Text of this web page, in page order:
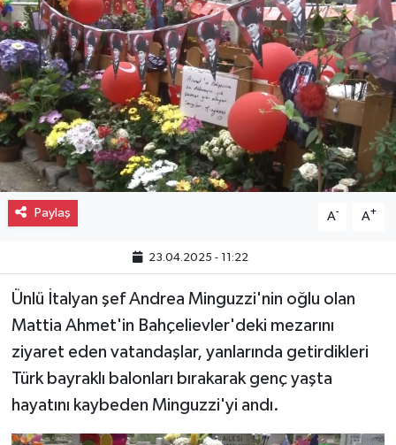
Paylaş A- A+
23.04.2025 - 11:22
Ünlü İtalyan şef Andrea Minguzzi'nin oğlu olan
Mattia Ahmet'in Bahçelievler'deki mezarını
ziyaret eden vatandaşlar, yanlarında getirdikleri
Türk bayraklı balonları bırakarak genç yaşta
hayatını kaybeden Minguzzi'yi andı.
Spor
Eğitim